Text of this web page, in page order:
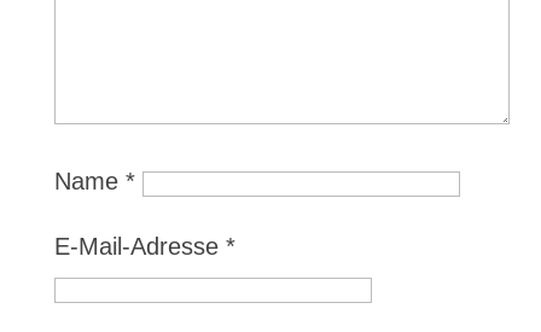
Name *
E-Mail-Adresse *